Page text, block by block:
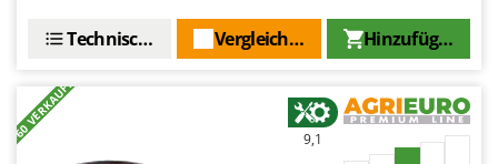
Hinzufügen
Vergleichen Sie
Technische Daten
+60 VERKAUFT 9,1